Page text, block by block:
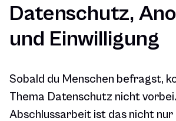
Datenschutz,
und Einwilligung
Sobald du Menschen befragst,
Thema Datenschutz nicht
Abschlussarbeit ist das nicht